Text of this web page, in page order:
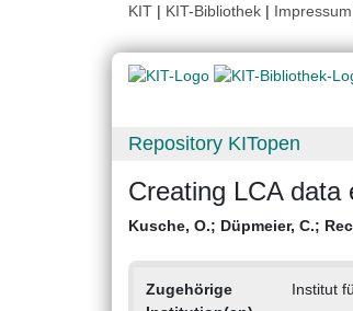
KIT | KIT-Bibliothek | Impressum
Repository KITopen
Creating LCA data
Kusche, O.; Düpmeier, C.;
Zugehörige
Institut